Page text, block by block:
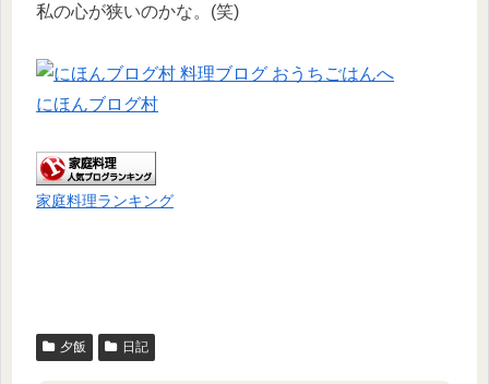
私の心が狭いのかな。(笑)
にほんブログ村
家庭料理ランキング
夕飯 日記